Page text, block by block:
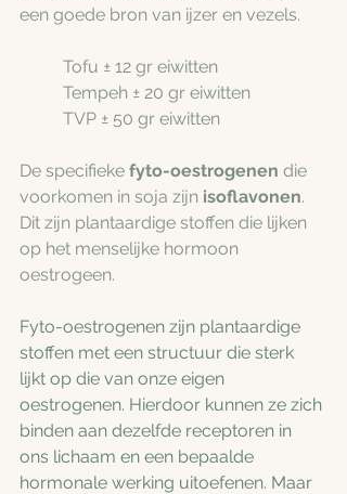
een goede bron van ijzer en vezels.
	Tofu ± 12 gr eiwitten
	Tempeh ± 20 gr eiwitten
	TVP ± 50 gr eiwitten
De specifieke fyto-oestrogenen die
voorkomen in soja zijn isoflavonen.
Dit zijn plantaardige stoffen die lijken
op het menselijke hormoon
oestrogeen.
Fyto-oestrogenen zijn plantaardige
stoffen met een structuur die sterk
lijkt op die van onze eigen
oestrogenen. Hierdoor kunnen ze zich
binden aan dezelfde receptoren in
ons lichaam en een bepaalde
hormonale werking uitoefenen. Maar